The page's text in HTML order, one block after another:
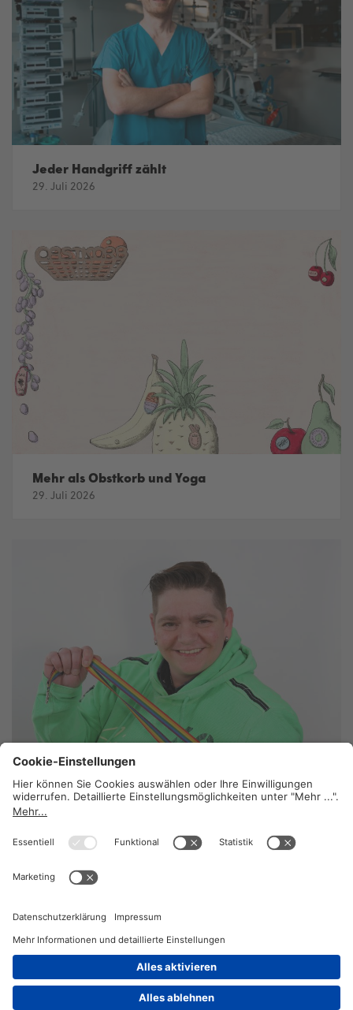
Jeder Handgriff zählt
29. Juli 2026
Mehr als Obstkorb und Yoga
29. Juli 2026
13. Juli 2026